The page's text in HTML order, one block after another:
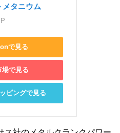
メタニウム
で見る
場で見る
ピングで見る